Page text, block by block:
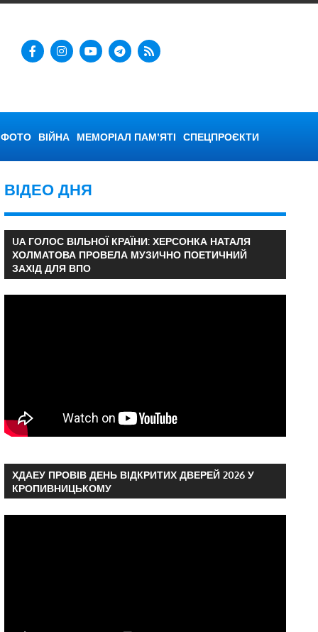
ФОТО ВІЙНА МЕМОРІАЛ ПАМ’ЯТІ СПЕЦПРОЄКТИ
ВІДЕО ДНЯ
UA ГОЛОС ВІЛЬНОЇ КРАЇНИ: ХЕРСОНКА НАТАЛЯ
ХОЛМАТОВА ПРОВЕЛА МУЗИЧНО ПОЕТИЧНИЙ
ЗАХІД ДЛЯ ВПО
ХДАЕУ ПРОВІВ ДЕНЬ ВІДКРИТИХ ДВЕРЕЙ 2026 У
КРОПИВНИЦЬКОМУ